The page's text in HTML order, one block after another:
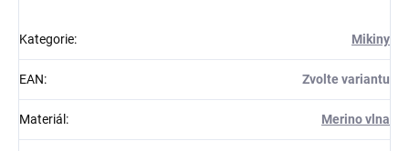
Kategorie: Mikiny
EAN: Zvolte variantu
Materiál : Merino vlna